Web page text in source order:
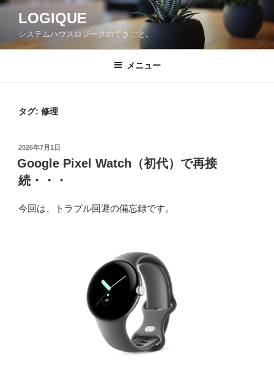
コ
ン
LOGIQUE
システムハウスロジークのできごと。
メニュー
タグ: 修理
投
稿
日:
2026年7月1日
Google Pixel Watch（初代）で再接
続・・・
今回は、トラブル回避の備忘録です。